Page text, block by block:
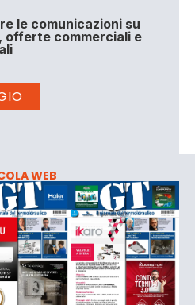
le comunicazioni su
commerciali e
WEB